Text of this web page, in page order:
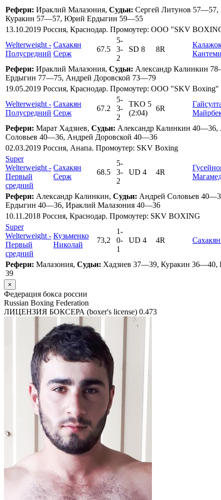
Рефери: Ираклий Малазония, Судьи: Сергей Литунов 57—57,
Куракин 57—57, Юрий Ердыгин 59—55
13.10.2019 Россия, Краснодар. Промоутер: ООО "SKV
Welterweight -
Полусредний
Сахакян
Серж
67.5
5-
3-
2
SD 8 8R
Рефери: Ираклий Малазония, Судьи: Александр Калинкин
Ердыгин 77—75, Андрей Доровской 73—79
19.05.2019 Россия, Краснодар. Промоутер: ООО "SKV Boxing''
Welterweight -
Полусредний
Сахакян
Серж
67.2
5-
3-
2
TKO 5
(2:04)
6R
Рефери: Марат Хадзиев, Судьи: Александр Калинкин 40—36,
Соловьев 40—36, Андрей Доровской 40—36
02.03.2019 Россия, Анапа. Промоутер: SKV Boxing
Super
Welterweight -
Первый
средний
Сахакян
Серж
68.5
5-
3-
2
UD 4 4R
Рефери: Александр Калинкин, Судьи: Андрей Соловьев
Ердыгин 40—36, Ираклий Малазония 40—36
10.11.2018 Россия, Краснодар. Промоутер: SKV BOXING
Super
Welterweight -
Первый
средний
Кузьменко
Николай
73,2
1-
0-
1
UD 4 4R
Рефери: Малазония, Судьи: Хадзиев 37—39, Куракин
39
×
Федерация бокса россии
Russian Boxing Federation
ЛИЦЕНЗИЯ БОКСЕРА (boxer's license) 0.473